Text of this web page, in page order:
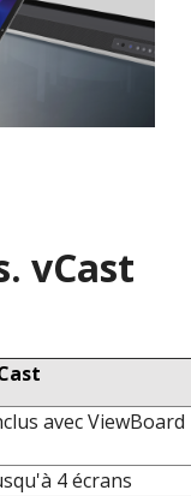
vCast
avec ViewBoard
4 écrans​